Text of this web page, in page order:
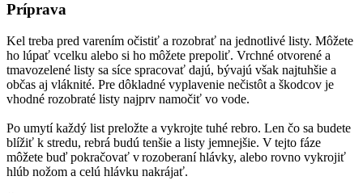
Príprava
Kel treba pred varením očistiť a rozobrať na jednotlivé listy. Môžete
ho lúpať vcelku alebo si ho môžete prepoliť. Vrchné otvorené a
tmavozelené listy sa síce spracovať dajú, bývajú však najtuhšie a
občas aj vláknité. Pre dôkladné vyplavenie nečistôt a škodcov je
vhodné rozobraté listy najprv namočiť vo vode.
Po umytí každý list preložte a vykrojte tuhé rebro. Len čo sa budete
blížiť k stredu, rebrá budú tenšie a listy jemnejšie. V tejto fáze
môžete buď pokračovať v rozoberaní hlávky, alebo rovno vykrojiť
hlúb nožom a celú hlávku nakrájať.